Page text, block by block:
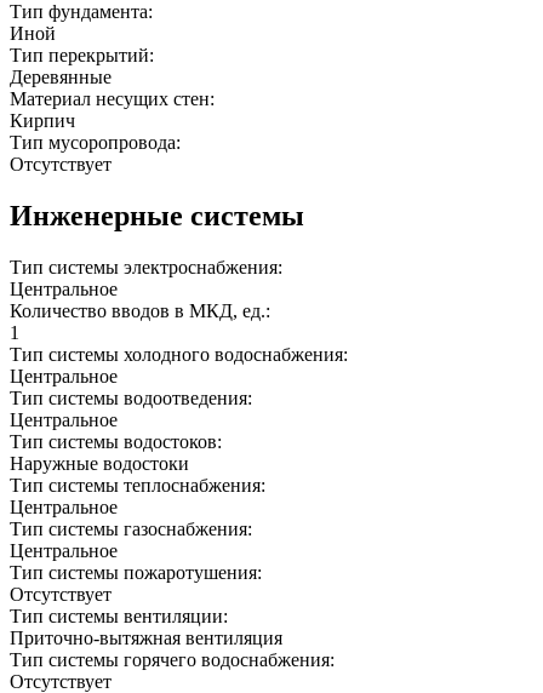
Тип фундамента:
Иной
Тип перекрытий:
Деревянные
Материал несущих стен:
Кирпич
Тип мусоропровода:
Отсутствует
Инженерные системы
Тип системы электроснабжения:
Центральное
Количество вводов в МКД, ед.:
1
Тип системы холодного водоснабжения:
Центральное
Тип системы водоотведения:
Центральное
Тип системы водостоков:
Наружные водостоки
Тип системы теплоснабжения:
Центральное
Тип системы газоснабжения:
Центральное
Тип системы пожаротушения:
Отсутствует
Тип системы вентиляции:
Приточно-вытяжная вентиляция
Тип системы горячего водоснабжения:
Отсутствует